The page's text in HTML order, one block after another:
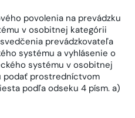
povolenia na prevádzku
v osobitnej kategórii
prevádzkovateľa
systému a vyhlásenie o
systému v osobitnej
podať prostredníctvom
podľa odseku 4 písm. a)